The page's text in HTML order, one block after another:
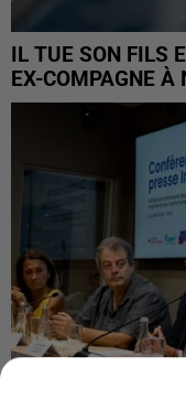
IL TUE SON FILS
EX-COMPAGNE À